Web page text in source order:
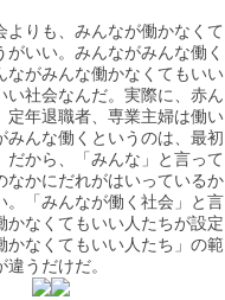
よりも、みんなが働かなくて
がいい。みんながみんな働く
ながみんな働かなくてもいい
い社会なんだ。実際に、赤ん
定年退職者、専業主婦は働い
みんな働くというのは、最初
だから、「みんな」と言って
なかにだれがはいっているか
。「みんなが働く社会」と言
かなくてもいい人たちが設定
かなくてもいい人たち」の範
うだけだ。